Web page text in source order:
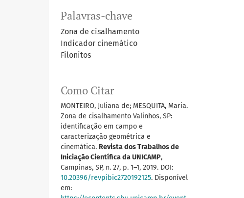
Palavras-chave
Zona de cisalhamento
Indicador cinemático
Filonitos
Como Citar
MONTEIRO, Juliana de; MESQUITA, Maria.
Zona de cisalhamento Valinhos, SP:
identificação em campo e
caracterização geométrica e
cinemática. Revista dos Trabalhos de
Iniciação Científica da UNICAMP,
Campinas, SP, n. 27, p. 1–1, 2019. DOI:
10.20396/revpibic2720192125. Disponível
em: